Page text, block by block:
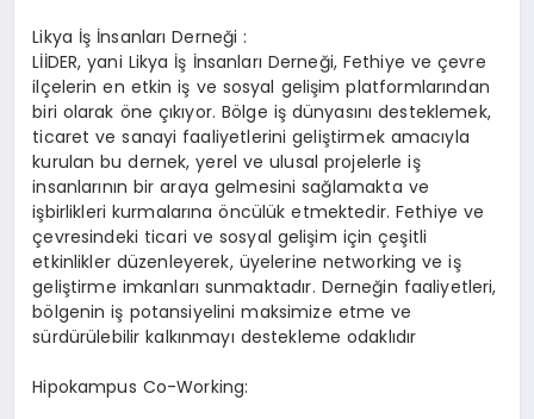
Likya İş İnsanları Derneği :
LİİDER, yani Likya İş İnsanları Derneği, Fethiye ve çevre
ilçelerin en etkin iş ve sosyal gelişim platformlarından
biri olarak öne çıkıyor. Bölge iş dünyasını desteklemek,
ticaret ve sanayi faaliyetlerini geliştirmek amacıyla
kurulan bu dernek, yerel ve ulusal projelerle iş
insanlarının bir araya gelmesini sağlamakta ve
işbirlikleri kurmalarına öncülük etmektedir. Fethiye ve
çevresindeki ticari ve sosyal gelişim için çeşitli
etkinlikler düzenleyerek, üyelerine networking ve iş
geliştirme imkanları sunmaktadır. Derneğin faaliyetleri,
bölgenin iş potansiyelini maksimize etme ve
sürdürülebilir kalkınmayı destekleme odaklıdır
Hipokampus Co-Working: